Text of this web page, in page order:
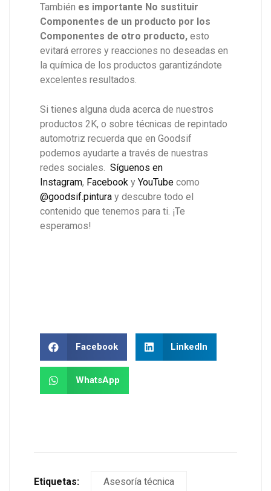
También es importante No sustituir
Componentes de un producto por los
Componentes de otro producto, esto
evitará errores y reacciones no deseadas en
la química de los productos garantizándote
excelentes resultados.
Si tienes alguna duda acerca de nuestros
productos 2K, o sobre técnicas de repintado
automotriz recuerda que en Goodsif
podemos ayudarte a través de nuestras
redes sociales. Síguenos en
Instagram, Facebook y YouTube como
@goodsif.pintura y descubre todo el
contenido que tenemos para ti. ¡Te
esperamos!
Facebook LinkedIn
WhatsApp
Etiquetas: Asesoría técnica